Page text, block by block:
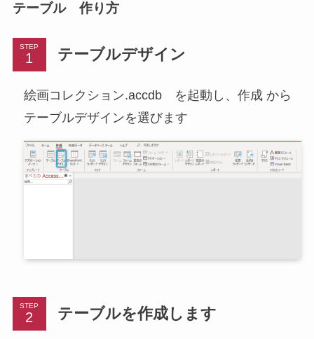
テーブル 作り方
STEP テーブルデザイン
絵画コレクション.accdb を起動し、作成 から
テーブルデザインを選びます
STEP テーブルを作成します